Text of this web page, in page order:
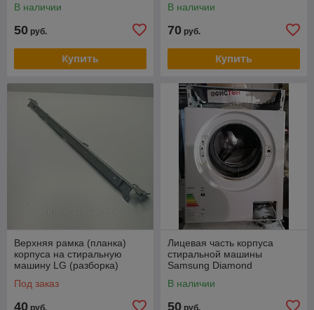
(Разборка)
В наличии
50 руб.
Купить
(наличие-склад)
В наличии
70 руб.
Купить
Верхняя рамка (планка)
корпуса на стиральную
машину LG (разборка)
Под заказ
40 руб.
Лицевая часть корпуса
стиральной машины
Samsung Diamond
В наличии
50 руб.